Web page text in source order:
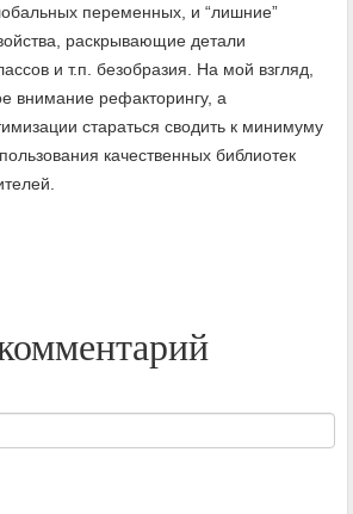
переменных, и “лишние”
раскрывающие детали
и т.п. безобразия. На мой взгляд,
внимание рефакторингу, а
стараться сводить к минимуму
качественных библиотек